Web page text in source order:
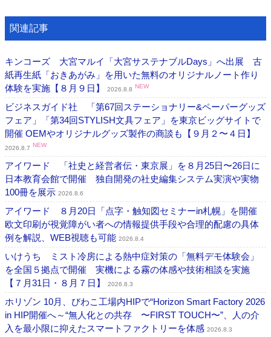
関連記事
キンコーズ 大宮マルイ「大宮サステナブルDays」へ出展 古
紙再生紙「おきあがみ」を用いた無料のオリジナルノート作り
体験を実施【８月９日】
2026.8.8 NEW
ビジネスガイド社 「第67回ステーショナリー&ペーパーグッズ
フェア」「第34回STYLISH文具フェア」を東京ビッグサイトで
開催 OEMやオリジナルグッズ製作の商談も【９月２〜４日】
2026.8.7 NEW
アイワード 「社史と経営者伝・東京展」を８月25日〜26日に
日本教育会館で開催 独自開発の社史編集システム実演や実物
100冊を展示 2026.8.6
アイワード ８月20日「点字・触知図セミナーin札幌」を開催
欧文印刷が視覚障がい者への情報提供手段や合理的配慮の具体
例を解説、WEB視聴も可能 2026.8.4
いけうち ミスト冷房による熱中症対策の「無料デモ体験会」
を全国５拠点で開催 実機による霧の体感や技術相談を実施
【７月31日・８月７日】
2026.8.3
ホリゾン 10月、びわこ工場内HIPで“Horizon Smart Factory 2026
in HIP開催へ～“無人化との共存 〜FIRST TOUCH〜”、人の介
入を最小限に抑えたスマートファクトリーを体感 2026.8.3